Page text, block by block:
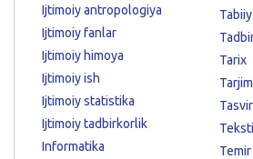
Ijtimoiy antropologiya
Ijtimoiy fanlar
Ijtimoiy himoya
Ijtimoiy ish
Ijtimoiy statistika
Ijtimoiy tadbirkorlik
Informatika
Tarix